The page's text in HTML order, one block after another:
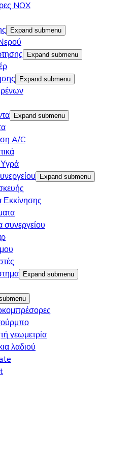
NOX
Expand submenu
Expand submenu
Expand submenu
Expand submenu
A/C
Expand submenu
συνεργείου
Expand submenu
γεωμετρία
λαδιού